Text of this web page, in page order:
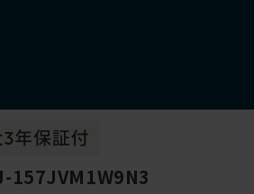
157JVM1W9N3